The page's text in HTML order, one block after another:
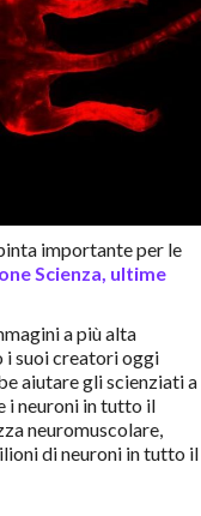
importante per le
Scienza, ultime
a più alta
i suoi creatori oggi
aiutare gli scienziati a
i neuroni in tutto il
neuromuscolare,
di neuroni in tutto il